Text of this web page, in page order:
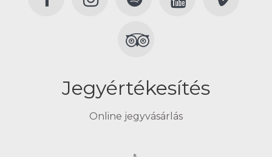
Jegyértékesítés
Online jegyvásárlás